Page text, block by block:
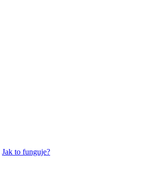
Jak to funguje?